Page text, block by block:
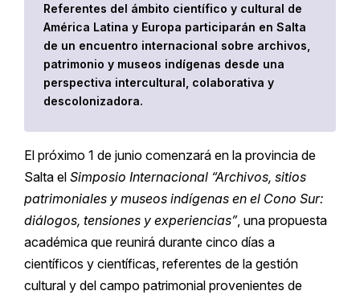
Referentes del ámbito científico y cultural de
América Latina y Europa participarán en Salta
de un encuentro internacional sobre archivos,
patrimonio y museos indígenas desde una
perspectiva intercultural, colaborativa y
descolonizadora.
El próximo 1 de junio comenzará en la provincia de
Salta el Simposio Internacional “Archivos, sitios
patrimoniales y museos indígenas en el Cono Sur:
diálogos, tensiones y experiencias”, una propuesta
académica que reunirá durante cinco días a
científicos y científicas, referentes de la gestión
cultural y del campo patrimonial provenientes de